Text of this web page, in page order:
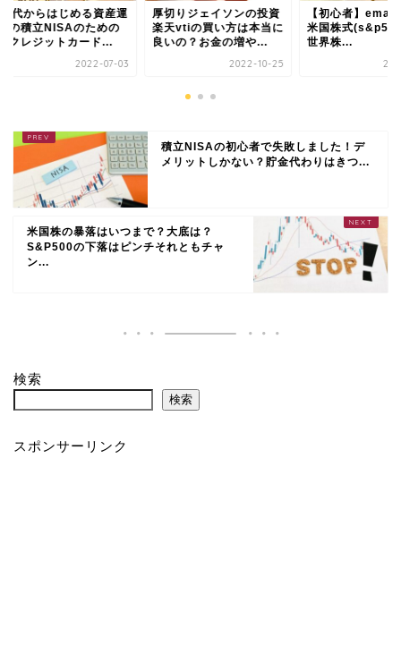
からはじめる資産運
積立NISAのための
レジットカード...
2022-07-03
厚切りジェイソンの投資
楽天vtiの買い方は本当に
良いの？お金の増や...
2022-10-25
【初心者】emaxis
米国株式(s&p500)
世界株...
2022-
積立NISAの初心者で失敗しました！デ
メリットしかない？貯金代わりはきつ...
米国株の暴落はいつまで？大底は？
S&P500の下落はピンチそれともチャ
ン...
検索
検索
スポンサーリンク